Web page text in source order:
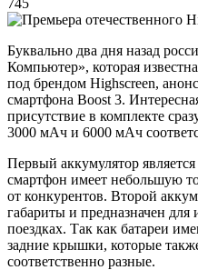
Буквально два дня назад
Компьютер», которая
под брендом Highscreen,
смартфона Boost 3.
присутствие в комплекте
3000 мАч и 6000 мАч
Первый аккумулятор
смартфон имеет небольшую
от конкурентов. Второй
габариты и предназначен для
поездках. Так как батареи
задние крышки, которые
соответственно разные.